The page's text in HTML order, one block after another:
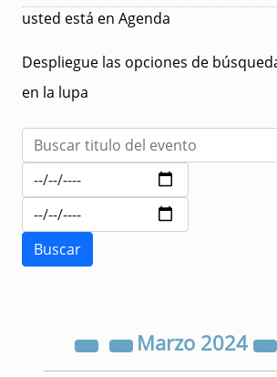
usted está en Agenda
Despliegue las opciones de
en la lupa
Marzo 2024